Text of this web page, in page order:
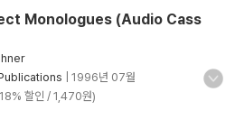
Monologues (Audio Cass
1996년 07월
할인 / 1,470원)